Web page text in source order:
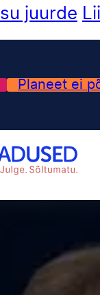
juurde
Planeet ei